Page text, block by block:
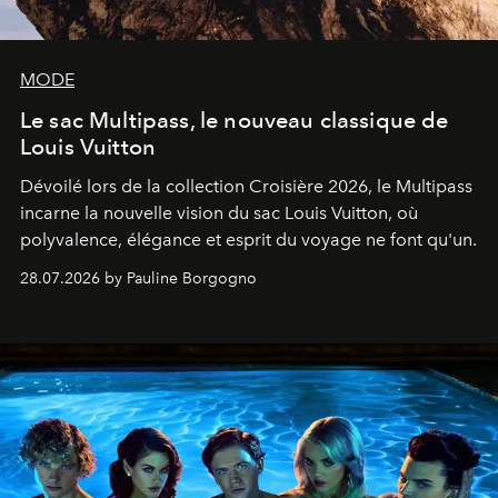
MODE
Le sac Multipass, le nouveau classique de
Louis Vuitton
Dévoilé lors de la collection Croisière 2026, le Multipass
incarne la nouvelle vision du sac Louis Vuitton, où
polyvalence, élégance et esprit du voyage ne font qu'un.
28.07.2026 by Pauline Borgogno